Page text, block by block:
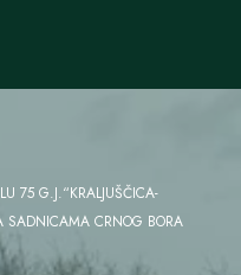
75 G.J.“KRALJUŠČICA-
SADNICAMA CRNOG BORA